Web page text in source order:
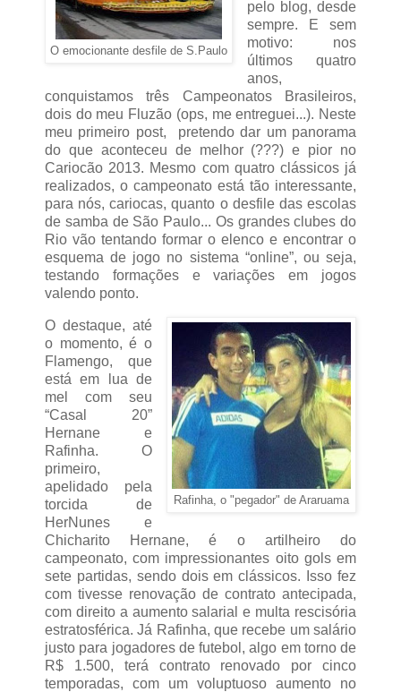
O emocionante desfile de S.Paulo
pelo blog, desde
sempre. E sem
motivo: nos
últimos quatro
anos,
conquistamos três Campeonatos Brasileiros,
dois do meu Fluzão (ops, me entreguei...). Neste
meu primeiro post, pretendo dar um panorama
do que aconteceu de melhor (???) e pior no
Cariocão 2013. Mesmo com quatro clássicos já
realizados, o campeonato está tão interessante,
para nós, cariocas, quanto o desfile das escolas
de samba de São Paulo... Os grandes clubes do
Rio vão tentando formar o elenco e encontrar o
esquema de jogo no sistema “online”, ou seja,
testando formações e variações em jogos
valendo ponto.
Rafinha, o "pegador" de Araruama
O destaque, até
o momento, é o
Flamengo, que
está em lua de
mel com seu
“Casal 20”
Hernane e
Rafinha. O
primeiro,
apelidado pela
torcida de
HerNunes e
Chicharito Hernane, é o artilheiro do
campeonato, com impressionantes oito gols em
sete partidas, sendo dois em clássicos. Isso fez
com tivesse renovação de contrato antecipada,
com direito a aumento salarial e multa rescisória
estratosférica. Já Rafinha, que recebe um salário
justo para jogadores de futebol, algo em torno de
R$ 1.500, terá contrato renovado por cinco
temporadas, com um voluptuoso aumento no